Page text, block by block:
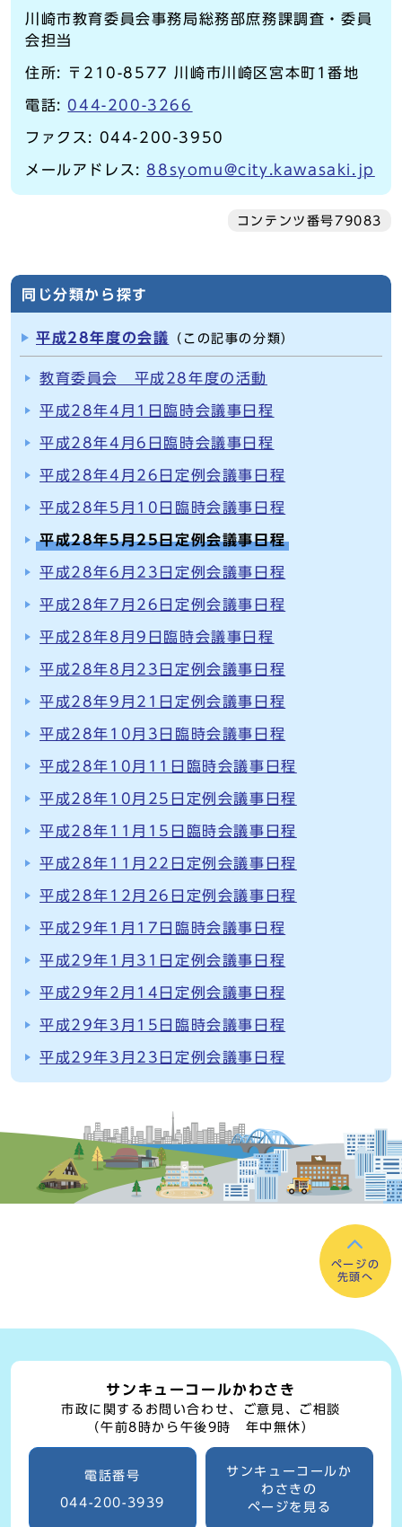
川崎市教育委員会事務局総務部庶務課調査・委員
会担当
住所: 〒210-8577 川崎市川崎区宮本町1番地
電話: 044-200-3266
ファクス: 044-200-3950
メールアドレス:88syomu@city.kawasaki.jp
コンテンツ番号79083
同じ分類から探す
平成28年度の会議 （この記事の分類）
教育委員会 平成28年度の活動
平成28年4月1日臨時会議事日程
平成28年4月6日臨時会議事日程
平成28年4月26日定例会議事日程
平成28年5月10日臨時会議事日程
平成28年5月25日定例会議事日程
平成28年6月23日定例会議事日程
平成28年7月26日定例会議事日程
平成28年8月9日臨時会議事日程
平成28年8月23日定例会議事日程
平成28年9月21日定例会議事日程
平成28年10月3日臨時会議事日程
平成28年10月11日臨時会議事日程
平成28年10月25日定例会議事日程
平成28年11月15日臨時会議事日程
平成28年11月22日定例会議事日程
平成28年12月26日定例会議事日程
平成29年1月17日臨時会議事日程
平成29年1月31日定例会議事日程
平成29年2月14日定例会議事日程
平成29年3月15日臨時会議事日程
平成29年3月23日定例会議事日程
ページの
先頭へ
サンキューコールかわさき
市政に関するお問い合わせ、ご意見、ご相談
（午前8時から午後9時 年中無休）
電話番号
044-200-3939
サンキューコールか
わさきの
ページを見る